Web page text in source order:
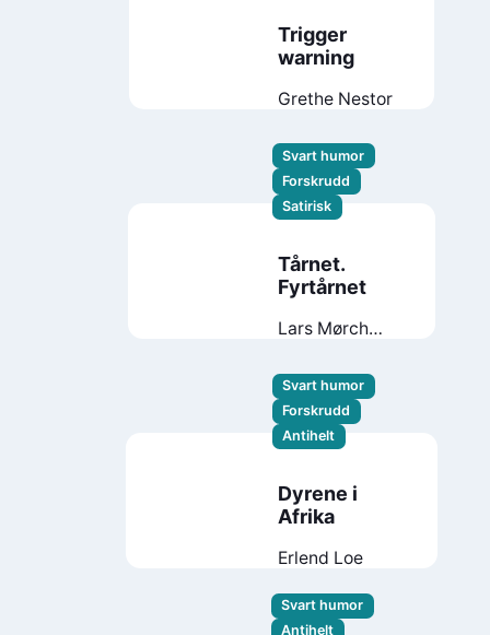
Trigger
warning
Grethe Nestor
Svart humor
Forskrudd
Satirisk
Tårnet.
Fyrtårnet
Lars Mørch
Svart humor
Forskrudd
Antihelt
Dyrene i
Afrika
Erlend Loe
Svart humor
Antihelt